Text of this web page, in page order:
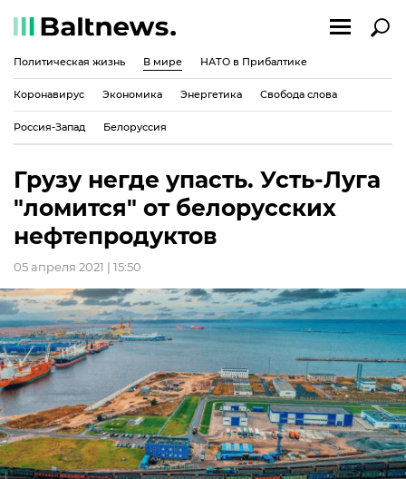
Политическая жизнь В мире НАТО в Прибалтике
Коронавирус Экономика Энергетика Свобода слова
Россия-Запад Белоруссия
Грузу негде упасть. Усть-Луга
"ломится" от белорусских
нефтепродуктов
05 апреля 2021 | 15:50